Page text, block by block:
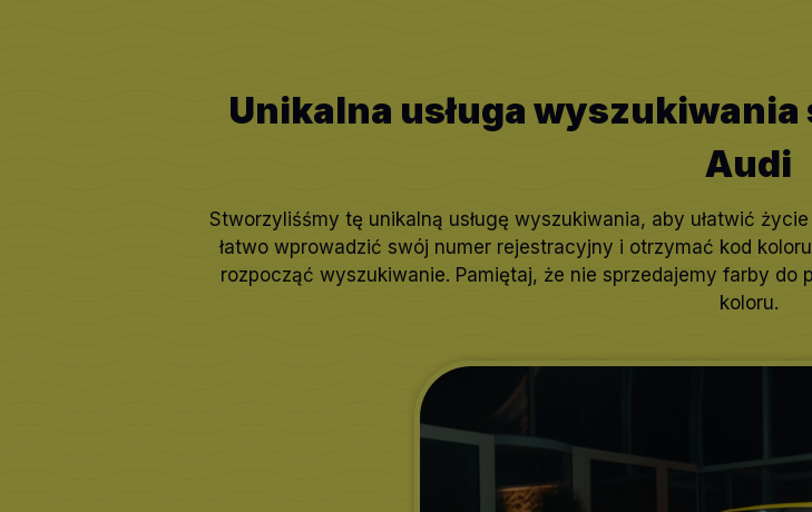
Unikalna usługa
Audi
Stworzyliśśmy tę unikalną usługę wyszukiwania, aby ułatwić
łatwo wprowadzić swój numer rejestracyjny i otrzymać kod
rozpocząć wyszukiwanie. Pamiętaj, że nie sprzedajemy farby
koloru.